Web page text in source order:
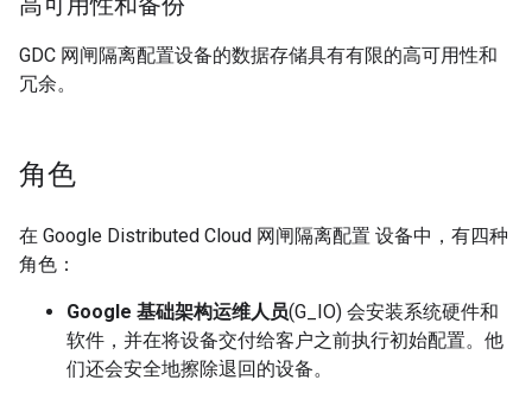
GDC 网闸隔离配置设备的数据存储具有有限的高可用性和
冗余。
角色
在 Google Distributed Cloud 网闸隔离配置 设备中，有四种
角色：
Google 基础架构运维人员(G_IO) 会安装系统硬件和
软件，并在将设备交付给客户之前执行初始配置。他
们还会安全地擦除退回的设备。